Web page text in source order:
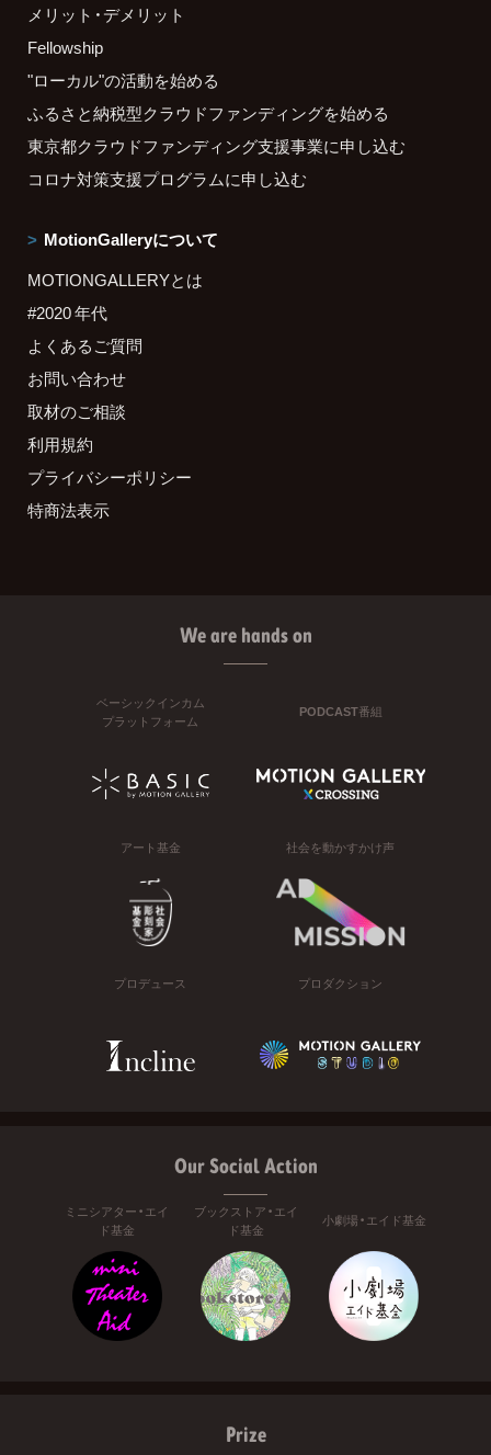
メリット・デメリット
Fellowship
"ローカル"の活動を始める
ふるさと納税型クラウドファンディングを始める
東京都クラウドファンディング支援事業に申し込む
コロナ対策支援プログラムに申し込む
MotionGalleryについて
MOTIONGALLERYとは
#2020 年代
よくあるご質問
お問い合わせ
取材のご相談
利用規約
プライバシーポリシー
特商法表示
We are hands on
ベーシックインカム
プラットフォーム
PODCAST番組
アート基金 社会を動かすかけ声
プロデュース プロダクション
Our Social Action
ミニシアター・エイ
ド基金
ブックストア・エイ
ド基金
小劇場・エイド基金
Prize